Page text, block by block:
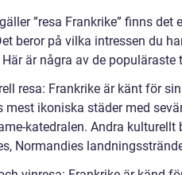
”resa Frankrike” finns
beror på vilka intressen du
är några av de populäraste
resa: Frankrike är känt för
mest ikoniska städer med
katedralen. Andra
Normandies